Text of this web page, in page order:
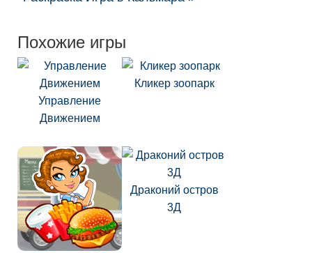
Похожие игры
Управление
Движением
Кликер зоопарк
Драконий остров
3Д